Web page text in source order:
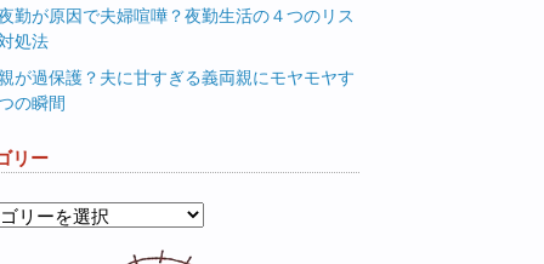
勤が原因で夫婦喧嘩？夜勤生活の４つのリス
処法
が過保護？夫に甘すぎる義両親にモヤモヤす
の瞬間
リー